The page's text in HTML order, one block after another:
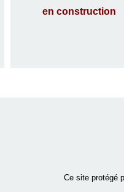
en construction
Ce site protégé